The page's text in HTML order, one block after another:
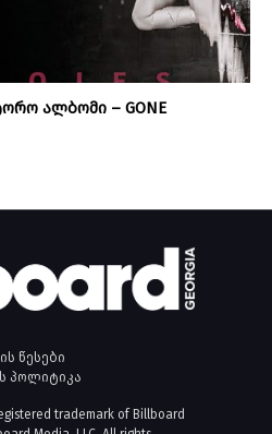
ალბომი – GONE
წესები
პოლიტიკა
trademark of Billboard